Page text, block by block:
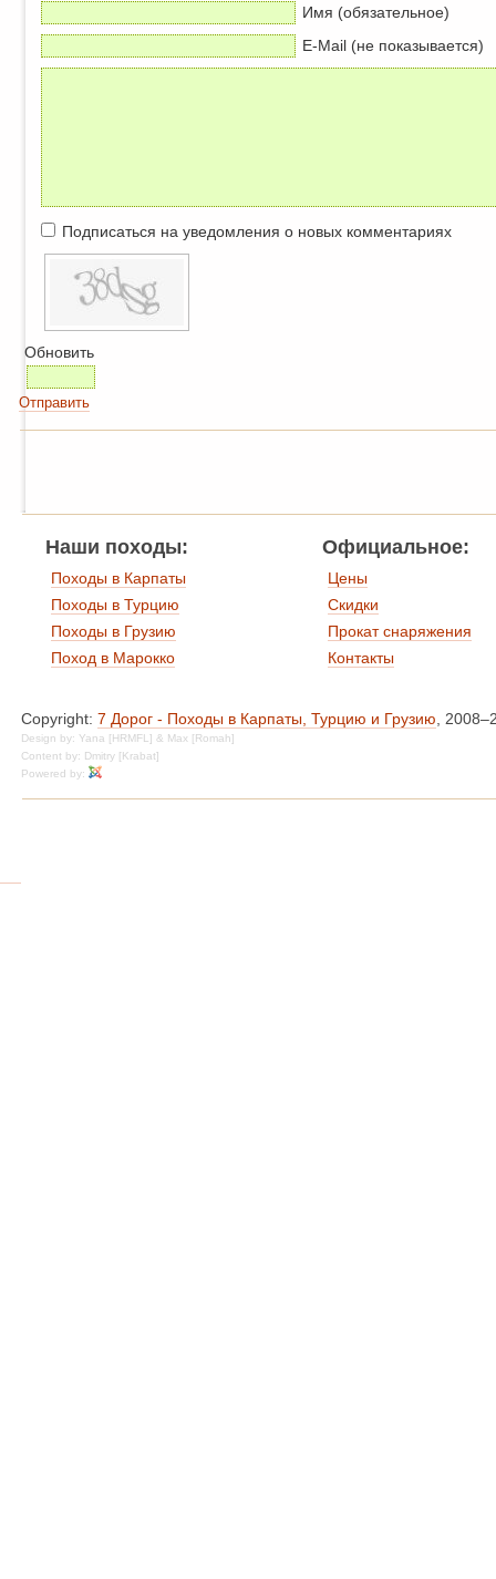
Имя (обязательное)
E-Mail (не показывается)
Подписаться на уведомления о новых комментариях
Обновить
Отправить
Наши походы:
Походы в Карпаты
Походы в Турцию
Походы в Грузию
Поход в Марокко
Официальное:
Цены
Скидки
Прокат снаряжения
Контакты
Copyright: 7 Дорог - Походы в Карпаты, Турцию и Грузию,
Design by: Yana [HRMFL] & Max [Romah]
Content by: Dmitry [Krabat]
Powered by: